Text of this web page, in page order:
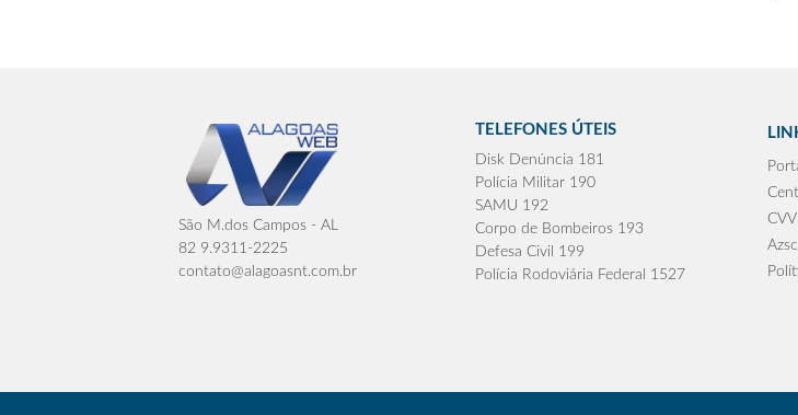
São M.dos Campos - AL
82 9.9311-2225
contato@alagoasnt.com.br
TELEFONES ÚTEIS
Disk Denúncia 181
Polícia Militar 190
SAMU 192
Corpo de Bombeiros 193
Defesa Civil 199
Polícia Rodoviária Federal 1527